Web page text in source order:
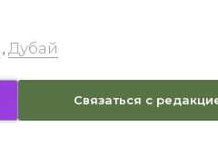
, Дубай
Связаться с